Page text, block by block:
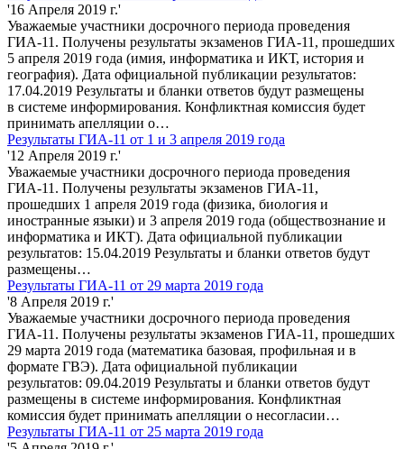
'16 Апреля 2019 г.'
Уважаемые участники досрочного периода проведения
ГИА-11. Получены результаты экзаменов ГИА-11, прошедших
5 апреля 2019 года (имия, информатика и ИКТ, история и
география). Дата официальной публикации результатов:
17.04.2019 Результаты и бланки ответов будут размещены
в системе информирования. Конфликтная комиссия будет
принимать апелляции о…
Результаты ГИА-11 от 1 и 3 апреля 2019 года
'12 Апреля 2019 г.'
Уважаемые участники досрочного периода проведения
ГИА-11. Получены результаты экзаменов ГИА-11,
прошедших 1 апреля 2019 года (физика, биология и
иностранные языки) и 3 апреля 2019 года (обществознание и
информатика и ИКТ). Дата официальной публикации
результатов: 15.04.2019 Результаты и бланки ответов будут
размещены…
Результаты ГИА-11 от 29 марта 2019 года
'8 Апреля 2019 г.'
Уважаемые участники досрочного периода проведения
ГИА-11. Получены результаты экзаменов ГИА-11, прошедших
29 марта 2019 года (математика базовая, профильная и в
формате ГВЭ). Дата официальной публикации
результатов: 09.04.2019 Результаты и бланки ответов будут
размещены в системе информирования. Конфликтная
комиссия будет принимать апелляции о несогласии…
Результаты ГИА-11 от 25 марта 2019 года